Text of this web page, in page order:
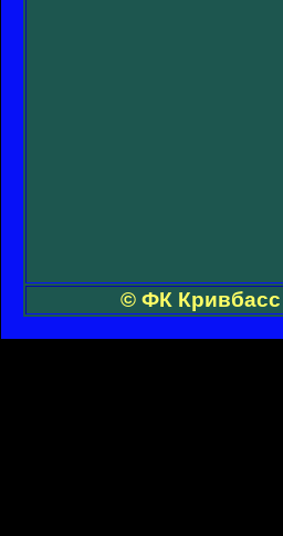
© ФК Кривбасс